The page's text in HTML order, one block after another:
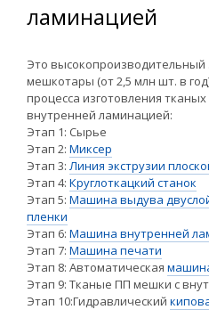
ламинацией
Это
мешкотары (от 2,5 млн шт. в
процесса изготовления
внутренней ламинацией:
Этап 1: Сырье
Этап 2: Миксер
Этап 3: Линия экструзии
Этап 4: Круглоткацкий станок
Этап 5: Машина выдува
пленки
Этап 6: Машина внутренней
Этап 7: Машина печати
Этап 8: Автоматическая
Этап 9: Тканые ПП мешки с
Этап 10:Гидравлический